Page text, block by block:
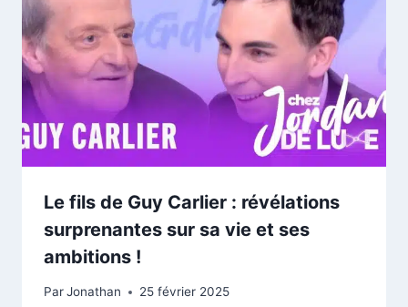
Le fils de Guy Carlier : révélations
surprenantes sur sa vie et ses
ambitions !
ParJonathan 25 février 2025